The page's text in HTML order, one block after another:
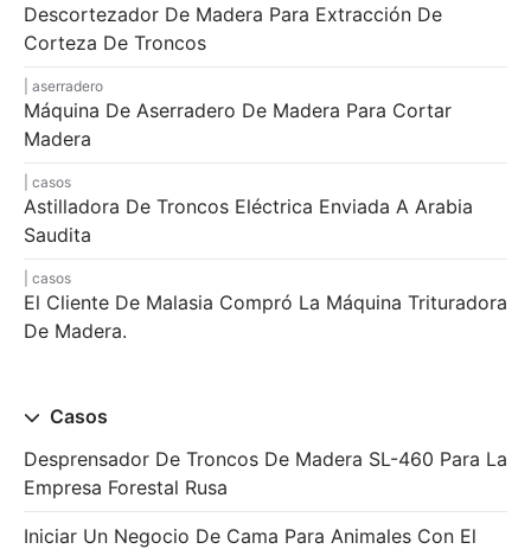
Descortezador De Madera Para Extracción De
Corteza De Troncos
aserradero
Máquina De Aserradero De Madera Para Cortar
Madera
casos
Astilladora De Troncos Eléctrica Enviada A Arabia
Saudita
casos
El Cliente De Malasia Compró La Máquina Trituradora
De Madera.
Casos
Desprensador De Troncos De Madera SL-460 Para La
Empresa Forestal Rusa
Iniciar Un Negocio De Cama Para Animales Con El